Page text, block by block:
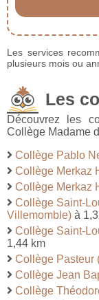
Les services
plusieurs mois ou
Les
Découvrez les
Collège Madame
Collège Pablo
Collège Merkaz
Collège Merkaz
Collège Saint-
Villemomble) à
Collège Saint-
1,44 km
Collège Pasteur
Collège Jean
Collège